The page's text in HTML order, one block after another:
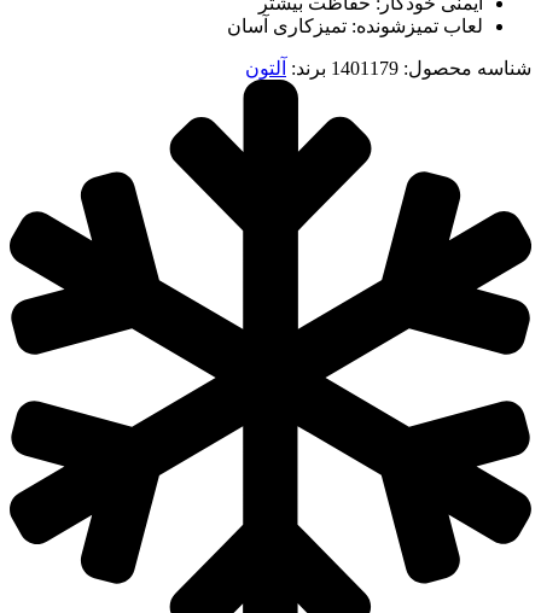
لعاب تمیزشونده: تمیزکاری آسان
شناسه محصول: 1401179 برند: آلتون